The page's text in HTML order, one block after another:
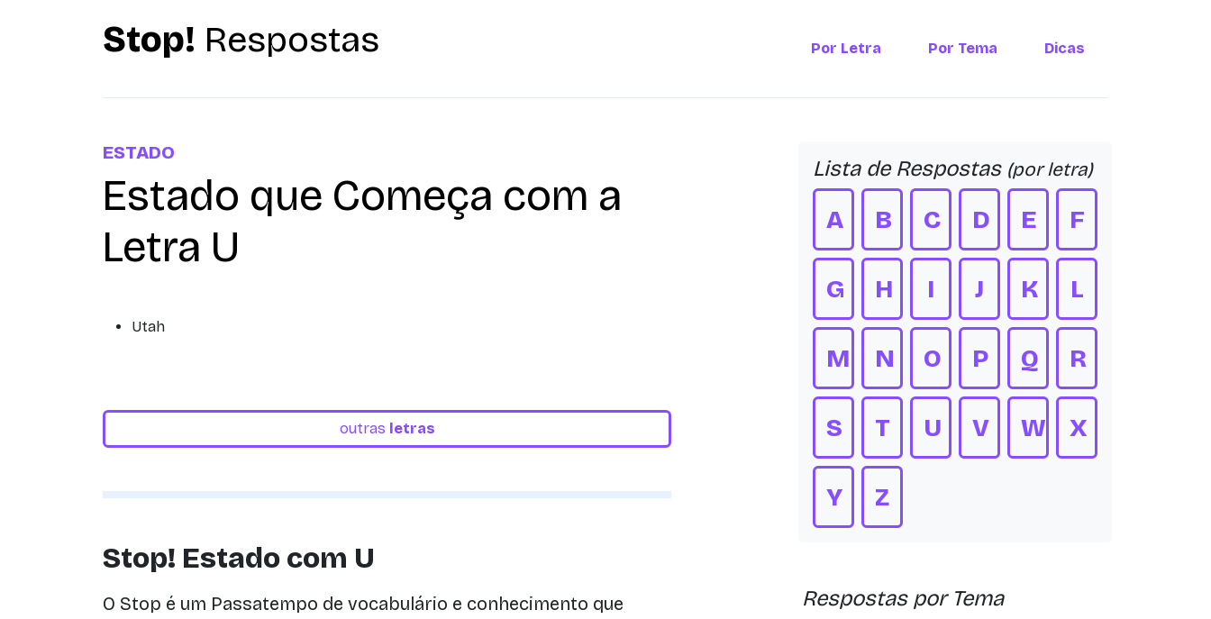
Stop! Respostas Por Letra Por Tema Dicas
ESTADO
Estado que Começa com a
Letra U
Utah
outras letras
Stop! Estado com U
O Stop é um Passatempo de vocabulário e conhecimento que
Lista de Respostas (por letra)
A B C D E F
G H I J K L
M N O P Q R
S T U V W X
Y Z
Respostas por Tema